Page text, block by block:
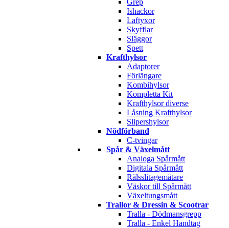
Ishackor
Laftyxor
Skyfflar
Släggor
Spett
Krafthylsor
Adaptorer
Förlängare
Kombihylsor
Kompletta Kit
Krafthylsor diverse
Låsning Krafthylsor
Slipershylsor
Nödförband
C-tvingar
Spår & Växelmått
Analoga Spårmått
Digitala Spårmått
Rälsslitagemätare
Väskor till Spårmått
Växeltungsmått
Trallor & Dressin & Scootrar
Tralla - Dödmansgrepp
Tralla - Enkel Handtag